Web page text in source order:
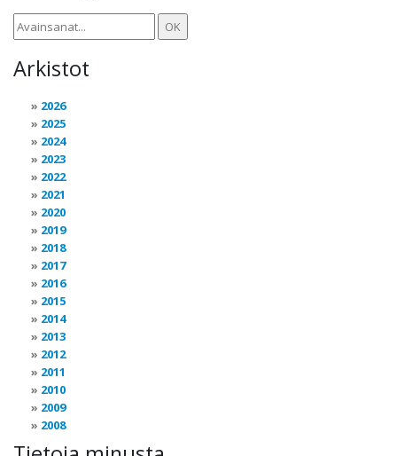
Arkistot
2026
2025
2024
2023
2022
2021
2020
2019
2018
2017
2016
2015
2014
2013
2012
2011
2010
2009
2008